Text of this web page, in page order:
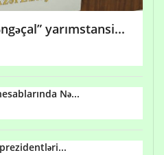
yarımstansi...
Nə...
prezidentləri...